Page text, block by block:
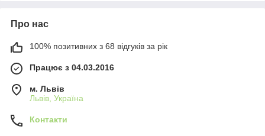
Про нас
100% позитивних з 68 відгуків за рік
Працює з 04.03.2016
м. Львів
Львів, Україна
Контакти